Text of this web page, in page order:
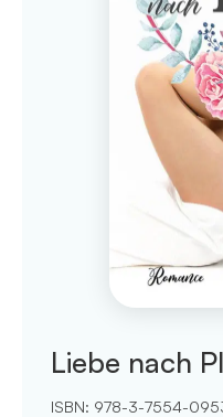
Liebe nach
ISBN: 978-3-7554-